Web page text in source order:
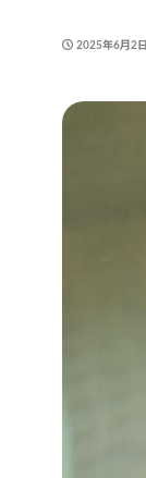
2025年6月2日